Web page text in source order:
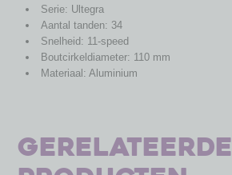
Serie: Ultegra
Aantal tanden: 34
Snelheid: 11-speed
Boutcirkeldiameter: 110 mm
Materiaal: Aluminium
Gerelateerde